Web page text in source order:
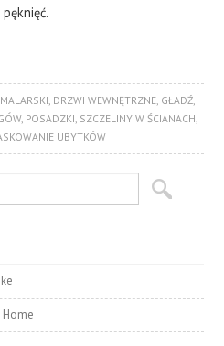
, DRZWI WEWNĘTRZNE, GŁADŹ,
, POSADZKI, SZCZELINY W ŚCIANACH,
UBYTKÓW
Home